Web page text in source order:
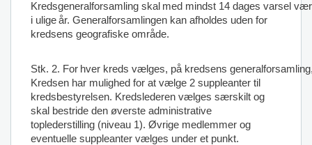
Kredsgeneralforsamling skal med mindst 14 dages varsel
i ulige år. Generalforsamlingen kan afholdes uden for
kredsens geografiske område.
Stk. 2. For hver kreds vælges, på kredsens
Kredsen har mulighed for at vælge 2 suppleanter til
kredsbestyrelsen. Kredslederen vælges særskilt og
skal bestride den øverste administrative
toplederstilling (niveau 1). Øvrige medlemmer og
eventuelle suppleanter vælges under et punkt.